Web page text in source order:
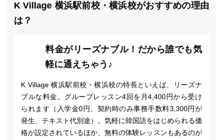
K Village 横浜駅前校・横浜校がおすすめの理由
は？
料金がリーズナブル！だから誰でも気
軽に通えちゃう♪
K Village 横浜駅前校・横浜校の特長といえば、リーズナ
ブルな料金。グループレッスン4回を月4,400円から受け
られます（入学金0円、契約時のみ事務手数料3,300円が
発生、テキスト代別途）。気軽に韓国語をはじめられる価
格が設定されているほか、無料の体験レッスンもあるのが